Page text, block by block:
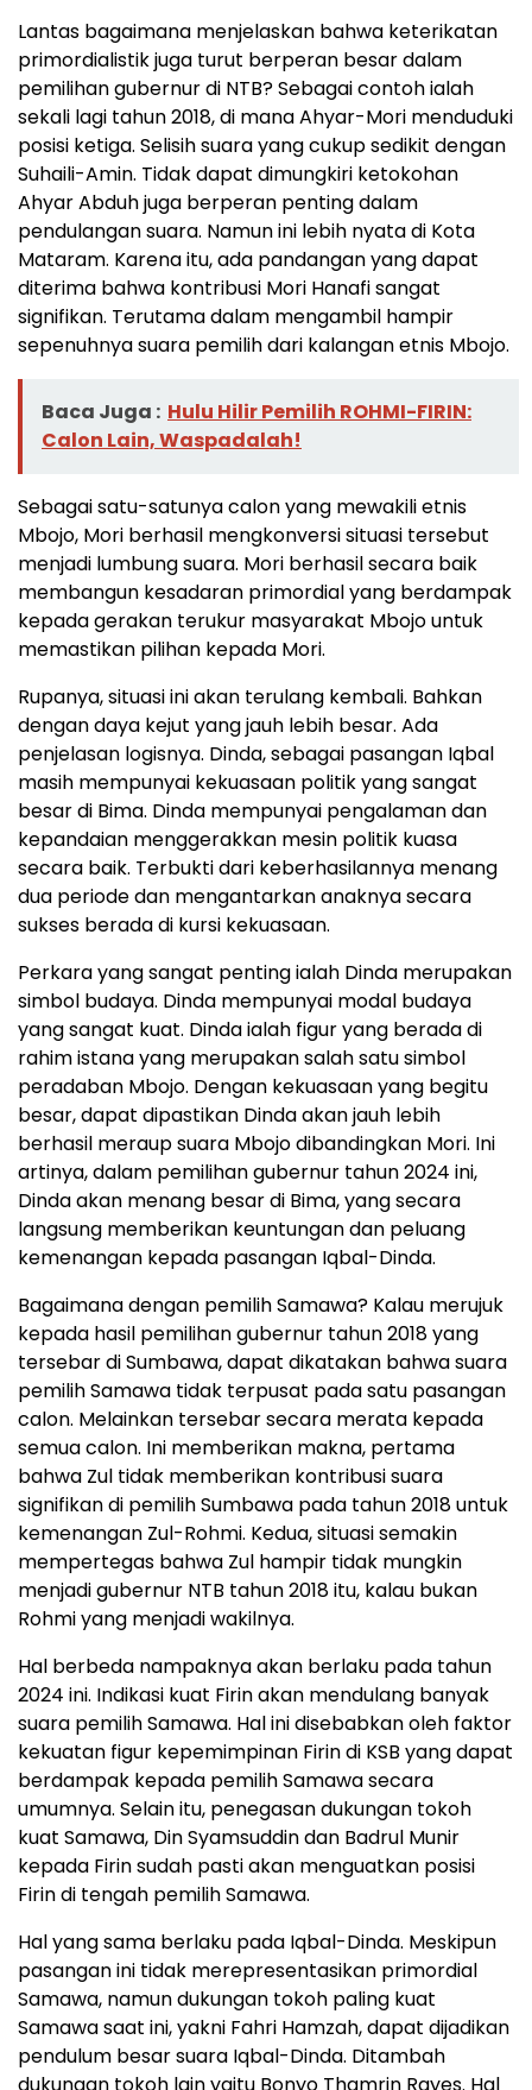
Lantas bagaimana menjelaskan bahwa keterikatan
primordialistik juga turut berperan besar dalam
pemilihan gubernur di NTB? Sebagai contoh ialah
sekali lagi tahun 2018, di mana Ahyar-Mori menduduki
posisi ketiga. Selisih suara yang cukup sedikit dengan
Suhaili-Amin. Tidak dapat dimungkiri ketokohan
Ahyar Abduh juga berperan penting dalam
pendulangan suara. Namun ini lebih nyata di Kota
Mataram. Karena itu, ada pandangan yang dapat
diterima bahwa kontribusi Mori Hanafi sangat
signifikan. Terutama dalam mengambil hampir
sepenuhnya suara pemilih dari kalangan etnis Mbojo.
Baca Juga : Hulu Hilir Pemilih ROHMI-FIRIN:
Calon Lain, Waspadalah!
Sebagai satu-satunya calon yang mewakili etnis
Mbojo, Mori berhasil mengkonversi situasi tersebut
menjadi lumbung suara. Mori berhasil secara baik
membangun kesadaran primordial yang berdampak
kepada gerakan terukur masyarakat Mbojo untuk
memastikan pilihan kepada Mori.
Rupanya, situasi ini akan terulang kembali. Bahkan
dengan daya kejut yang jauh lebih besar. Ada
penjelasan logisnya. Dinda, sebagai pasangan Iqbal
masih mempunyai kekuasaan politik yang sangat
besar di Bima. Dinda mempunyai pengalaman dan
kepandaian menggerakkan mesin politik kuasa
secara baik. Terbukti dari keberhasilannya menang
dua periode dan mengantarkan anaknya secara
sukses berada di kursi kekuasaan.
Perkara yang sangat penting ialah Dinda merupakan
simbol budaya. Dinda mempunyai modal budaya
yang sangat kuat. Dinda ialah figur yang berada di
rahim istana yang merupakan salah satu simbol
peradaban Mbojo. Dengan kekuasaan yang begitu
besar, dapat dipastikan Dinda akan jauh lebih
berhasil meraup suara Mbojo dibandingkan Mori. Ini
artinya, dalam pemilihan gubernur tahun 2024 ini,
Dinda akan menang besar di Bima, yang secara
langsung memberikan keuntungan dan peluang
kemenangan kepada pasangan Iqbal-Dinda.
Bagaimana dengan pemilih Samawa? Kalau merujuk
kepada hasil pemilihan gubernur tahun 2018 yang
tersebar di Sumbawa, dapat dikatakan bahwa suara
pemilih Samawa tidak terpusat pada satu pasangan
calon. Melainkan tersebar secara merata kepada
semua calon. Ini memberikan makna, pertama
bahwa Zul tidak memberikan kontribusi suara
signifikan di pemilih Sumbawa pada tahun 2018 untuk
kemenangan Zul-Rohmi. Kedua, situasi semakin
mempertegas bahwa Zul hampir tidak mungkin
menjadi gubernur NTB tahun 2018 itu, kalau bukan
Rohmi yang menjadi wakilnya.
Hal berbeda nampaknya akan berlaku pada tahun
2024 ini. Indikasi kuat Firin akan mendulang banyak
suara pemilih Samawa. Hal ini disebabkan oleh faktor
kekuatan figur kepemimpinan Firin di KSB yang dapat
berdampak kepada pemilih Samawa secara
umumnya. Selain itu, penegasan dukungan tokoh
kuat Samawa, Din Syamsuddin dan Badrul Munir
kepada Firin sudah pasti akan menguatkan posisi
Firin di tengah pemilih Samawa.
Hal yang sama berlaku pada Iqbal-Dinda. Meskipun
pasangan ini tidak merepresentasikan primordial
Samawa, namun dukungan tokoh paling kuat
Samawa saat ini, yakni Fahri Hamzah, dapat dijadikan
pendulum besar suara Iqbal-Dinda. Ditambah